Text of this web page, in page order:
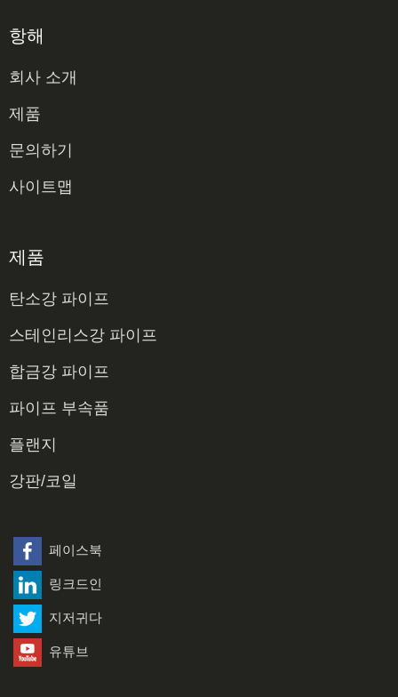
항해
회사 소개
제품
문의하기
사이트맵
제품
탄소강 파이프
탄소강 이음매 없는 파이프
탄소강 용접 파이프
탄소강 LSAW 파이프
탄소강 ERW 파이프
탄소강 SSAW 파이프
OCTG 케이싱 및 튜빙 파이프
스테인리스강 파이프
304 파이프
316 파이프
스테인리스강 이음매 없는 파이프
스테인리스강 용접 파이프
듀플렉스 강 용접 파이프
합금강 파이프
합금강 이음매 없는 파이프
합금강 용접 파이프
파이프 부속품
탄소강 피팅
스테인리스 스틸 피팅
플랜지
플랜지
강판/코일
스테인리스 스틸 플레이트
탄소강 코일
스테인리스 스틸 코일
페이스북
링크드인
지저귀다
유튜브